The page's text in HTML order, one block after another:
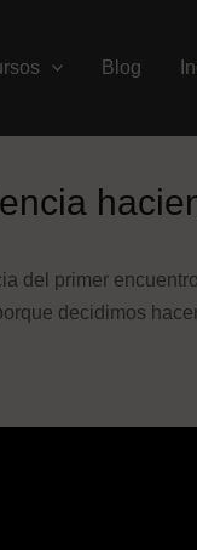
Blog
del primer
decidimos